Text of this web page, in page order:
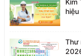
Kìm
Thư